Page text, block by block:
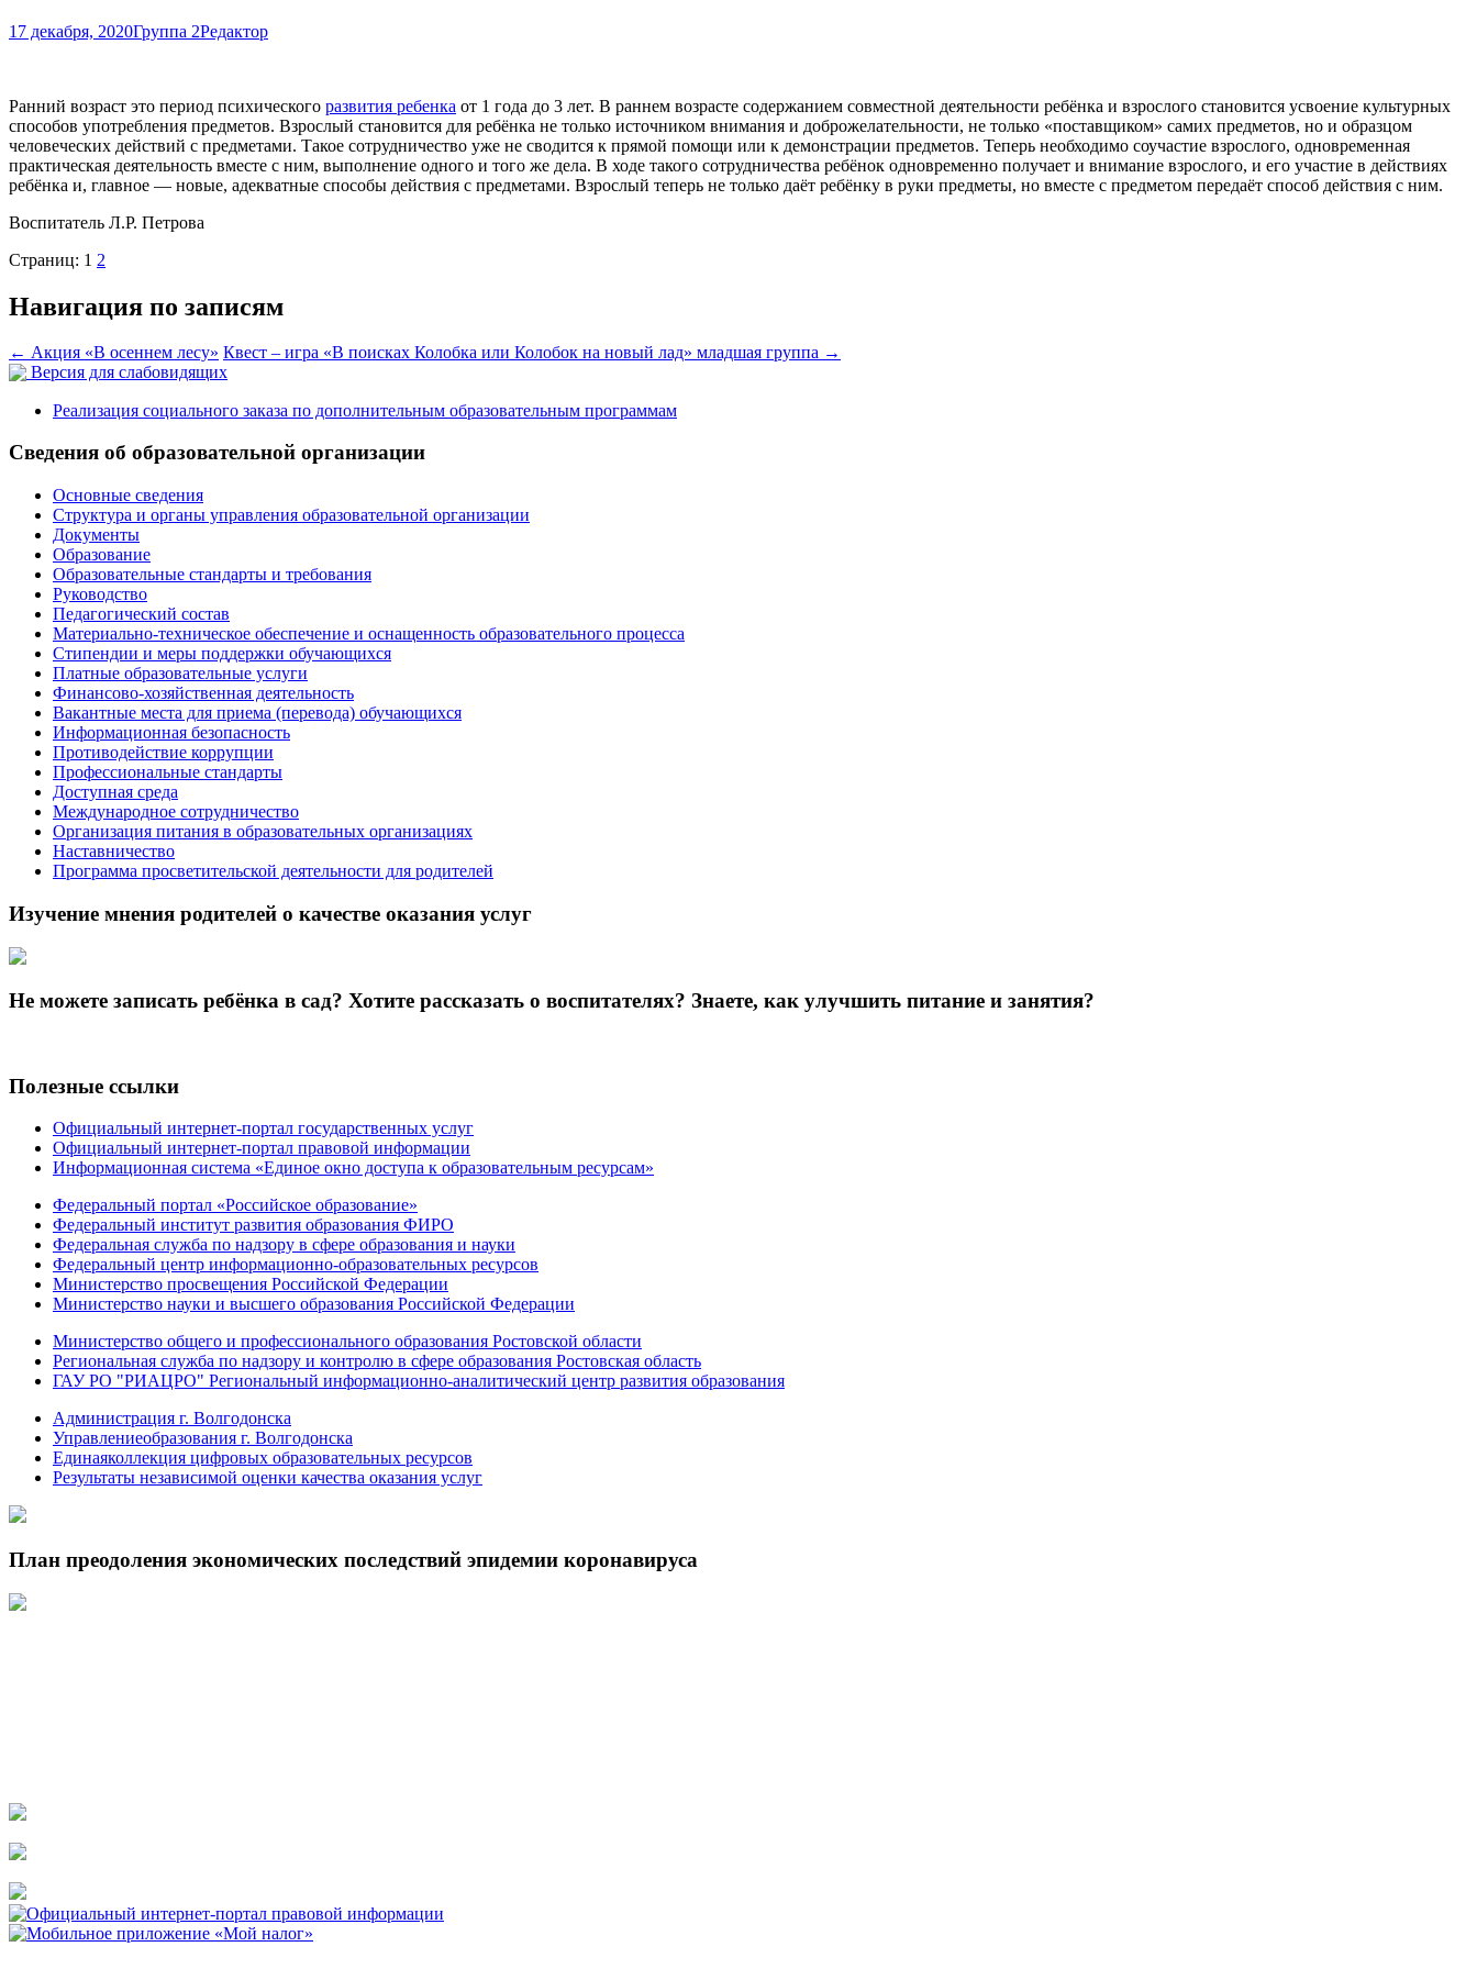
17 декабря, 2020Группа 2Редактор
Ранний возраст это период психического развития ребенка от 1 года до 3 лет. В раннем возрасте содержанием совместной деятельности ребёнка и взрослого становится усвоение культурных
способов употребления пред­метов. Взрослый становится для ребёнка не только источником внимания и доброжелательности, не только «поставщиком» самих предметов, но и образцом
человеческих действий с предметами. Такое сотрудничество уже не сводится к прямой помощи или к демонстрации предметов. Теперь необходимо соучастие взрослого, одновременная
практическая деятельность вместе с ним, выполнение одного и того же дела. В ходе такого сотрудничества ребёнок одновременно получает и внимание взрослого, и его участие в действиях
ребёнка и, главное — новые, адекватные способы действия с предметами. Взрослый теперь не только даёт ребёнку в руки предметы, но вместе с предметом передаёт способ действия с ним.
Воспитатель Л.Р. Петрова
Страниц: 1 2
Навигация по записям
← Акция «В осеннем лесу» Квест – игра «В поисках Колобка или Колобок на новый лад» младшая группа →
Версия для слабовидящих
Реализация социального заказа по дополнительным образовательным программам
Сведения об образовательной организации
Основные сведения
Структура и органы управления образовательной организации
Документы
Образование
Образовательные стандарты и требования
Руководство
Педагогический состав
Материально-техническое обеспечение и оснащенность образовательного процесса
Стипендии и меры поддержки обучающихся
Платные образовательные услуги
Финансово-хозяйственная деятельность
Вакантные места для приема (перевода) обучающихся
Информационная безопасность
Противодействие коррупции
Профессиональные стандарты
Доступная среда
Международное сотрудничество
Организация питания в образовательных организациях
Наставничество
Программа просветительской деятельности для родителей
Изучение мнения родителей о качестве оказания услуг
Не можете записать ребёнка в сад? Хотите рассказать о воспитателях? Знаете, как улучшить питание и занятия?
Полезные ссылки
Официальный интернет-портал государственных услуг
Официальный интернет-портал правовой информации
Информационная система «Единое окно доступа к образовательным ресурсам»
Федеральный портал «Российское образование»
Федеральный институт развития образования ФИРО
Федеральная служба по надзору в сфере образования и науки
Федеральный центр информационно-образовательных ресурсов
Министерство просвещения Российской Федерации
Министерство науки и высшего образования Российской Федерации
Министерство общего и профессионального образования Ростовской области
Региональная служба по надзору и контролю в сфере образования Ростовская область
ГАУ РО "РИАЦРО" Региональный информационно-аналитический центр развития образования
Администрация г. Волгодонска
Управлениеобразования г. Волгодонска
Единаяколлекция цифровых образовательных ресурсов
Результаты независимой оценки качества оказания услуг
План преодоления экономических последствий эпидемии коронавируса